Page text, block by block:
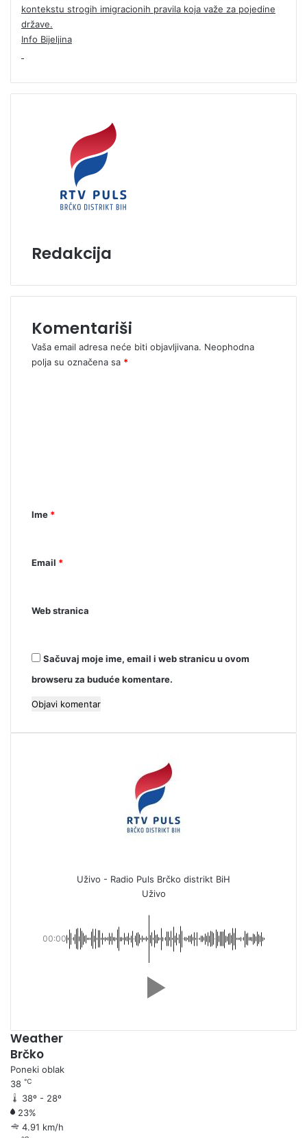
kontekstu strogih imigracionih pravila koja važe za pojedine
države.
Info Bijeljina
Redakcija
Komentariši
Vaša email adresa neće biti objavljivana. Neophodna
polja su označena sa *
aIme *
Email *
Web stranica
Sačuvaj moje ime, email i web stranicu u ovom
browseru za buduće komentare.
Uživo - Radio Puls Brčko distrikt BiH
Uživo
00:00
Weather
Brčko
Poneki oblak
38 ℃
38º - 28º
23%
4.91 km/h